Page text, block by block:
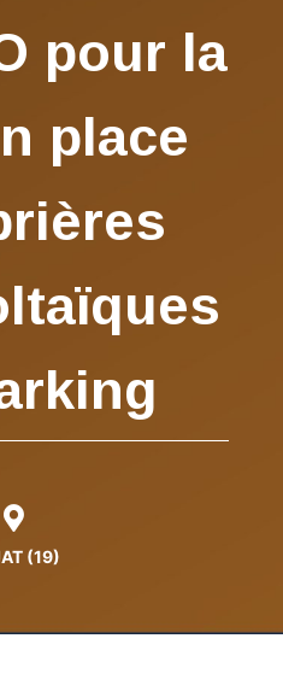
pour la
place
(19)